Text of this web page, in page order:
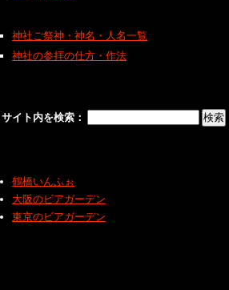
神社ご祭神・神名・人名一覧
神社の参拝の仕方・作法
サイト内を検索：
鶴橋いんふぉ
大阪のビアガーデン
東京のビアガーデン